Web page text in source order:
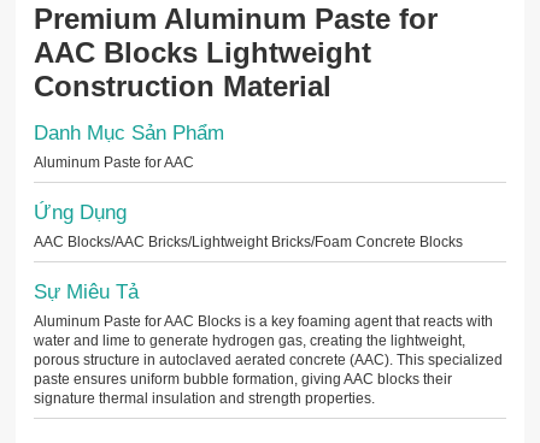
Premium Aluminum Paste for
AAC Blocks Lightweight
Construction Material
Danh Mục Sản Phẩm
Aluminum Paste for AAC
Ứng Dụng
AAC Blocks/AAC Bricks/Lightweight Bricks/Foam Concrete Blocks
Sự Miêu Tả
Aluminum Paste for AAC Blocks is a key foaming agent that reacts with
water and lime to generate hydrogen gas, creating the lightweight,
porous structure in autoclaved aerated concrete (AAC). This specialized
paste ensures uniform bubble formation, giving AAC blocks their
signature thermal insulation and strength properties.